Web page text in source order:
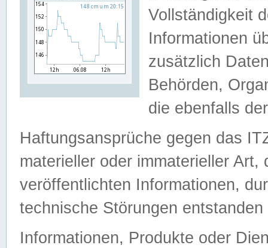
Vollständigkeit
Informationen
zusätzlich
Behörden,
die ebenfalls
Haftungsansprüche gegen das
materieller oder immaterieller
veröffentlichten Informationen,
technische Störungen
Informationen, Produkte oder